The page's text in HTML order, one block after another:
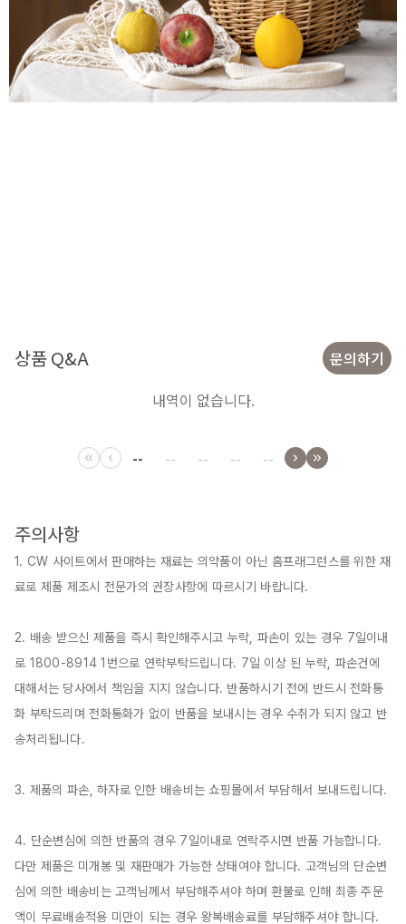
상품 Q&A
문의하기
내역이 없습니다.
-- -- -- -- --
주의사항
1. CW 사이트에서 판매하는 재료는 의약품이 아닌 홈프래그런스를 위한 재
료로 제품 제조시 전문가의 권장사항에 따르시기 바랍니다.
2. 배송 받으신 제품을 즉시 확인해주시고 누락, 파손이 있는 경우 7일이내
로 1800-8914 1번으로 연락부탁드립니다. 7일 이상 된 누락, 파손건에
대해서는 당사에서 책임을 지지 않습니다. 반품하시기 전에 반드시 전화통
화 부탁드리며 전화통화가 없이 반품을 보내시는 경우 수취가 되지 않고 반
송처리됩니다.
3. 제품의 파손, 하자로 인한 배송비는 쇼핑몰에서 부담해서 보내드립니다.
4. 단순변심에 의한 반품의 경우 7일이내로 연락주시면 반품 가능합니다.
다만 제품은 미개봉 및 재판매가 가능한 상태여야 합니다. 고객님의 단순변
심에 의한 배송비는 고객님께서 부담해주셔야 하며 환불로 인해 최종 주문
액이 무료배송적용 미만이 되는 경우 왕복배송료를 부담해주셔야 합니다.